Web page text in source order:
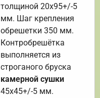
толщиной 20х95+/-5
мм. Шаг крепления
обрешетки 350 мм.
Контробрешётка
выполняется из
строганого бруска
камерной сушки
45х45+/-5 мм.